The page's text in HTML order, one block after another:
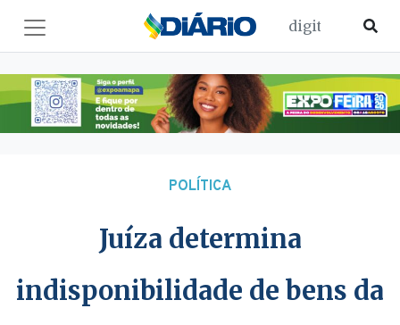
POLÍTICA
Juíza determina
indisponibilidade de bens da